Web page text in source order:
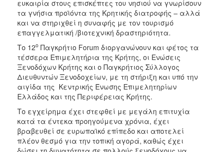
ευκαιρία στους επισκέπτες του νησιού να γνωρίσουν
τα γνήσια προϊόντα της Κρητικής διατροφής – αλλά
και να στηριχθεί η συναφής με τον τουρισμό
επαγγελματική /βιοτεχνική δραστηριότητα.
Το 12ο Παγκρήτιο Forum διοργανώνουν και φέτος τα
τέσσερα Επιμελητήρια της Κρήτης, οι Ενώσεις
Ξενοδόχων Κρήτης και ο Παγκρήτιος Σύλλογος
Διευθυντών Ξενοδοχείων, με τη στήριξη και υπό την
αιγίδα της Κεντρικής Ένωσης Επιμελητηρίων
Ελλάδος και της Περιφέρειας Κρήτης.
Το εγχείρημα έχει στεφθεί με μεγάλη επιτυχία
κατά τα έντεκα προηγούμενα χρόνια, έχει
βραβευθεί σε ευρωπαϊκό επίπεδο και αποτελεί
πλέον θεσμό για την τοπική αγορά, καθώς έχει